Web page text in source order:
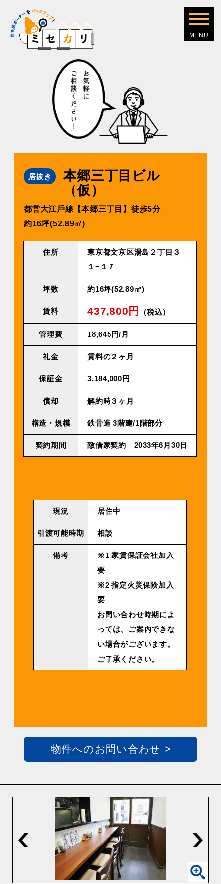
居抜き
本郷三丁目ビル
（仮）
都営⼤江⼾線【本郷三丁⽬】徒歩5分
約16坪(52.89㎡)
住所
東京都文京区湯島２丁目３
１−１７
坪数 約16坪(52.89㎡)
賃料 437,800円 （税込）
管理費 18,645円/⽉
礼金 賃料の２ヶ月
保証金 3,184,000円
償却 解約時３ヶ月
構造・規模 鉄⾻造 3階建/1階部分
契約期間 敵借家契約 2033年6⽉30⽇
現況 居住中
引渡可能時期 相談
備考
※1 家賃保証会社加入
要
※2 指定火災保険加入
要
お問い合わせ時期によ
っては、ご案内できな
い場合がございます。
ご了承ください。
物件へのお問い合わせ >